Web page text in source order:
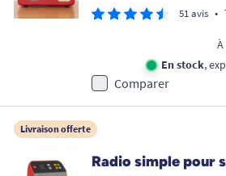
51 avis •
En stock,
Comparer
Livraison offerte
Radio simple pour